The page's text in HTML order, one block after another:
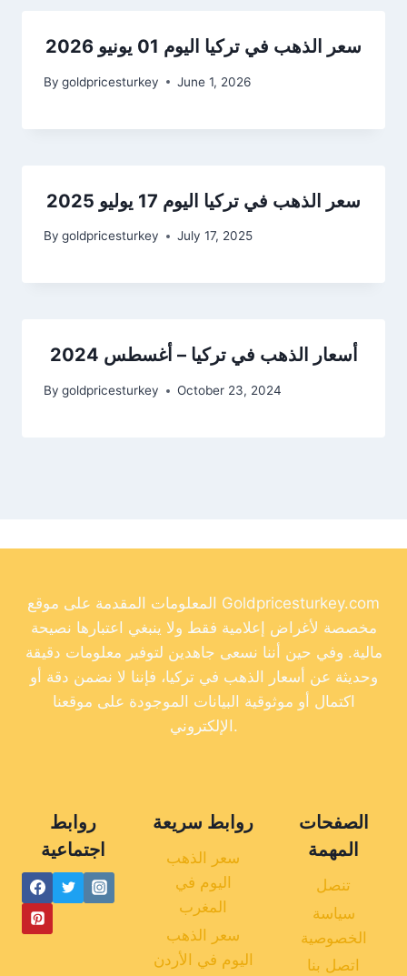
سعر الذهب في تركيا اليوم 01 يونيو 2026
By goldpricesturkey June 1, 2026
سعر الذهب في تركيا اليوم 17 يوليو 2025
By goldpricesturkey July 17, 2025
أسعار الذهب في تركيا – أغسطس 2024
By goldpricesturkey October 23, 2024
المعلومات المقدمة على موقع Goldpricesturkey.com
مخصصة لأغراض إعلامية فقط ولا ينبغي اعتبارها نصيحة
مالية. وفي حين أننا نسعى جاهدين لتوفير معلومات دقيقة
وحديثة عن أسعار الذهب في تركيا، فإننا لا نضمن دقة أو
اكتمال أو موثوقية البيانات الموجودة على موقعنا
الإلكتروني.
روابط
اجتماعية
روابط سريعة
سعر الذهب
اليوم في
المغرب
سعر الذهب
اليوم في الأردن
الصفحات
المهمة
تنصل
سياسة
الخصوصية
اتصل بنا